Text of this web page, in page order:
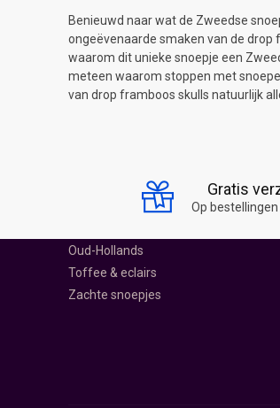
Benieuwd naar wat de Zweedse
ongeëvenaarde smaken van de
waarom dit unieke snoepje een
meteen waarom stoppen met
van drop framboos skulls natuurlijk
Gratis
Op
Harde snoepjes
Oud-Hollands
Toffee & eclairs
Zachte snoepjes